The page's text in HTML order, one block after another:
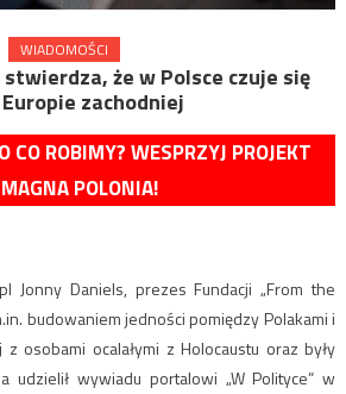
WIADOMOŚCI
że w Polsce czuje się
zachodniej
CO ROBIMY? WESPRZYJ PROJEKT
MAGNA POLONIA!
Jonny Daniels, prezes Fundacji „From the
budowaniem jedności pomiędzy Polakami i
z osobami ocalałymi z Holocaustu oraz były
udzielił wywiadu portalowi „W Polityce” w